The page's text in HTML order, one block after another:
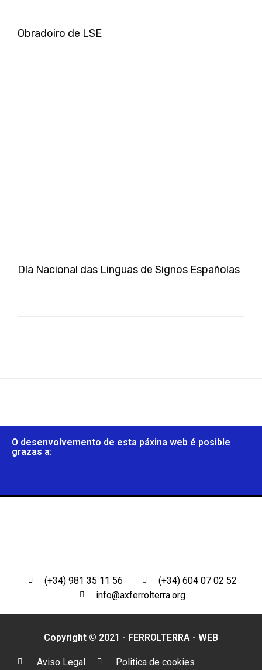
Obradoiro de LSE
Día Nacional das Linguas de Signos Españolas
O desenvolvemento de esta páxina web é posible
grazas a:
(+34) 981 35 11 56
(+34) 604 07 02 52
info@axferrolterra.org
Copyright © 2021 - FERROLTERRA - WEB
Aviso Legal Politica de cookies